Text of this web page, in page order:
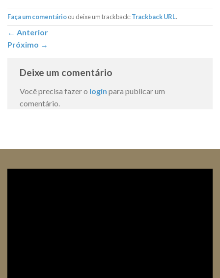
Faça um comentárioou deixe um trackback:Trackback URL.
← Anterior
Próximo →
Deixe um comentário
Você precisa fazer o login para publicar um
comentário.